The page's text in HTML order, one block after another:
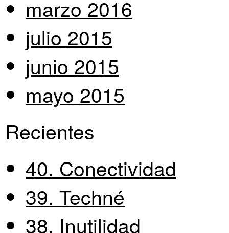
marzo 2016
julio 2015
junio 2015
mayo 2015
Recientes
40. Conectividad
39. Techné
38. Inutilidad